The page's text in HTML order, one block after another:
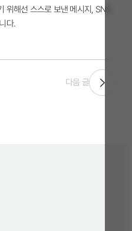
해선 스스로 보낸 메시지, SNS
다.
다음 글